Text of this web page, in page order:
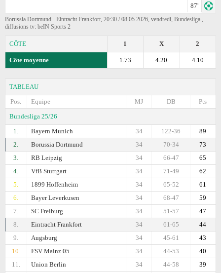
87'
Borussia Dortmund - Eintracht Frankfоrt, 20:30 / 08.05.2026, vendredi, Bundesliga ,
diffusions tv: beIN Sports 2
CÔTE 2
X
1
Côte moyenne 4.10
4.20
1.73
TABLEAU
Pos.
Equipe Pts
DB
MJ
Bundesliga 25/26
1.
Bayern Munich 89
122-36
34
2.
Borussia Dortmund 73
70-34
34
3.
RB Leipzig 65
66-47
34
4.
VfB Stuttgart 62
71-49
34
5.
1899 Hoffenheim 61
65-52
34
6.
Bayer Leverkusen 59
68-47
34
7.
SC Freiburg 47
51-57
34
8.
Eintracht Frankfоrt 44
61-65
34
9.
Augsburg 43
45-61
34
10.
FSV Mainz 05 40
44-53
34
11.
Union Berlin 39
44-58
34